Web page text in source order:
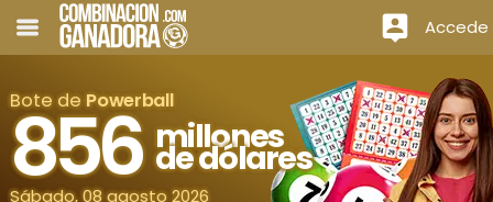
Accede
Bote de Powerball
856 millones
de dólares
Sábado, 08 agosto 2026